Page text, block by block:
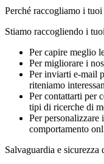
Perché raccogliamo i tuoi
Stiamo raccogliendo i
Per capire meglio
Per migliorare i
Per inviarti e-mail
riteniamo
Per contattarti per
tipi di ricerche di
Per personalizzare
comportamento
Salvaguardia e sicurezza